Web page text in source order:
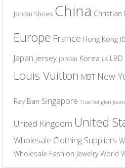
Jordan Shoes China Christian
Europe France Hong Kong ID
Japan jersey jordan Korea LA LBD
Louis Vuitton MBT New
Ray Ban Singapore True Religion Jeans
United Kingdom United
Wholesale Clothing Suppliers
Wholesale Fashion Jewelry World